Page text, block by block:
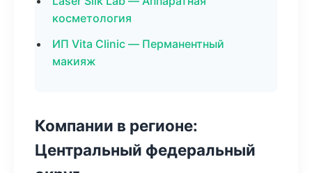
косметология
ИП Vita Clinic — Перманентный
макияж
Компании в регионе:
Центральный федеральный